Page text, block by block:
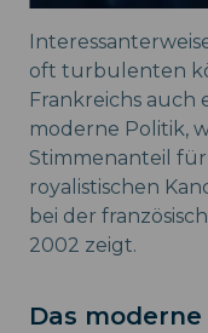
oft turbulenten
Frankreichs auch
moderne Politik,
Stimmenanteil
royalistischen
bei der
2002 zeigt.
Das